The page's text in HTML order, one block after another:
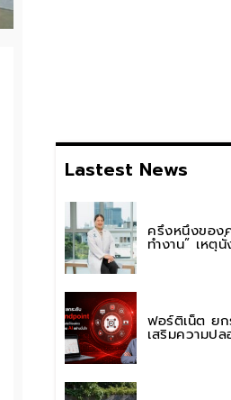
Lastest News
ครึ่งหนึ่งของ
ทำงาน” เหตุ
รพ.วิมุต พหล
ฟอร์ติเน็ต ย
เสริมความป